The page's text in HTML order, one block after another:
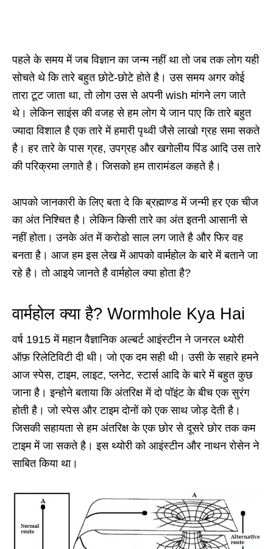
पहले के समय में जब विज्ञान का जन्म नहीं था तो जब तक लोग यही
सोचते थे कि तारे बहुत छोटे-छोटे होते है। उस समय अगर कोई
तारा टूट जाता था, तो लोग उस से अपनी wish मांगने लग जाते
थे। लेकिन साइंस की वजह से हम लोग ये जान पाए कि तारे बहुत
ज्यादा विशाल है एक तारे में हमारी पृथ्वी जैसे लाखो ग्रह समा सकते
है। हर तारे के पास ग्रह, उपग्रह और खगोलीय पिंड आदि उस तारे
की परिक्रमा लगाते है। जिसको हम तारामंडल कहते है।
आपको जानकारी के लिए बता दे कि ब्रह्माण्ड में जन्मी हर एक चीज
का अंत निश्चित है। लेकिन किसी तारे का अंत इतनी आसानी से
नहीं होता। उनके अंत में करोडो साल लग जाते है और फिर वह
बनता है। आज हम इस लेख में आपको वार्महोल के बारे में बताने जा
रहे है। तो आइये जानते है वार्महोल क्या होता है?
वार्महोल क्या है? Wormhole Kya Hai
वर्ष 1915 में महान वैज्ञानिक अल्बर्ट आइंस्टीन ने जनरल थ्योरी
ऑफ़ रिलेटिविटी दी थी। जो एक दम सही थी। उसी के सहारे हमने
आज स्पेस, टाइम, लाइट, प्लनेट, स्टार्स आदि के बारे में बहुत कुछ
जाना है। इन्होने बताया कि अंतरिक्ष में दो पॉइंट के बीच एक सुरंग
होती है। जो स्पेस और टाइम दोनों को एक साथ जोड़ देती है।
जिसकी सहायता से हम अंतरिक्ष के एक छोर से दूसरे छोर तक कम
टाइम में जा सकते है। इस थ्योरी को आइंस्टीन और नाथन रोसेन ने
साबित किया था।